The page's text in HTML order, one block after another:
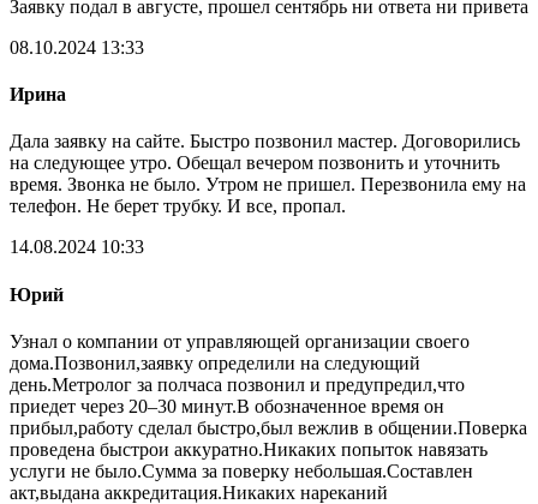
Заявку подал в августе, прошел сентябрь ни ответа ни привета
08.10.2024 13:33
Ирина
Дала заявку на сайте. Быстро позвонил мастер. Договорились
на следующее утро. Обещал вечером позвонить и уточнить
время. Звонка не было. Утром не пришел. Перезвонила ему на
телефон. Не берет трубку. И все, пропал.
14.08.2024 10:33
Юрий
Узнал о компании от управляющей организации своего
дома.Позвонил,заявку определили на следующий
день.Метролог за полчаса позвонил и предупредил,что
приедет через 20–30 минут.В обозначенное время он
прибыл,работу сделал быстро,был вежлив в общении.Поверка
проведена быстрои аккуратно.Никаких попыток навязать
услуги не было.Сумма за поверку небольшая.Составлен
акт,выдана аккредитация.Никаких нареканий